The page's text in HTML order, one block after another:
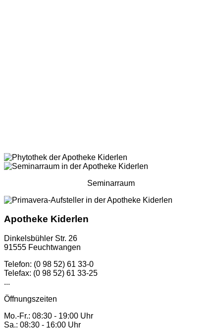
Seminarraum
Apotheke Kiderlen
Dinkelsbühler Str. 26
91555 Feuchtwangen
Telefon: (0 98 52) 61 33-0
Telefax: (0 98 52) 61 33-25
...
Öffnungszeiten
Mo.-Fr.: 08:30 - 19:00 Uhr
Sa.: 08:30 - 16:00 Uhr